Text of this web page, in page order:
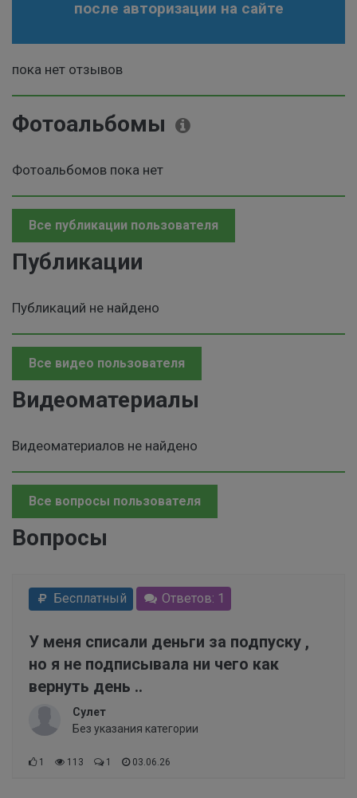
после авторизации на сайте
пока нет отзывов
Фотоальбомы
Фотоальбомов пока нет
Все публикации пользователя
Публикации
Публикаций не найдено
Все видео пользователя
Видеоматериалы
Видеоматериалов не найдено
Все вопросы пользователя
Вопросы
Бесплатный Ответов: 1
У меня списали деньги за подпуску ,
но я не подписывала ни чего как
вернуть день ..
Сулет
Без указания категории
1 113 1 03.06.26